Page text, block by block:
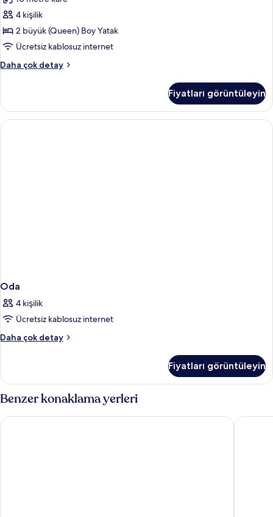
Beds
Nonsmoking
için
tüm
fotoğrafları
görün
4 kişilik
2 büyük (Queen) Boy Yatak
Ücretsiz kablosuz internet
Daha çok detay
2
hakkında
daha
fazla
Fiyatları görüntüleyin
Oda
4 kişilik
Ücretsiz kablosuz internet
Daha çok detay
Oda
detay
Fiyatları görüntüleyin
Benzer konaklama yerleri
Days Inn by Wyndham Williamsburg Historic Area Super 8